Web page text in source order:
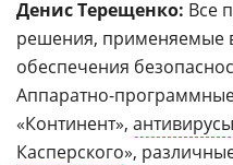
Денис Терещенко: Все
решения, применяемые
обеспечения
Аппаратно-
«Континент», антивирусы
Касперского»,